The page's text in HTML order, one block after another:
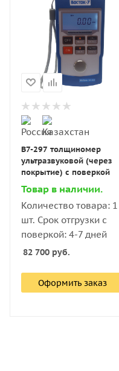
В7-297 толщиномер
ультразвуковой (через
покрытие) с поверкой
Товар в наличии.
Количество товара: 1
шт. Срок отгрузки с
поверкой: 4-7 дней
82 700 руб.
Оформить заказ